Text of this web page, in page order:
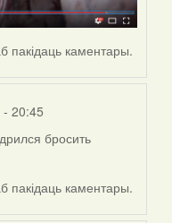
пакідаць каментары.
20:45
бросить
пакідаць каментары.